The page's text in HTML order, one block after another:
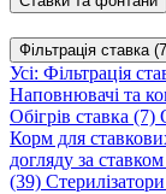
Фільтрація ставка
Усі: Фільтрація
Наповнювачі та
Обігрів ставка (7)
Корм для
догляду за ставком
(39) Стерилізатори